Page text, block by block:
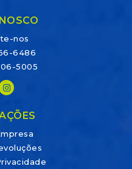
nos
6486
5005